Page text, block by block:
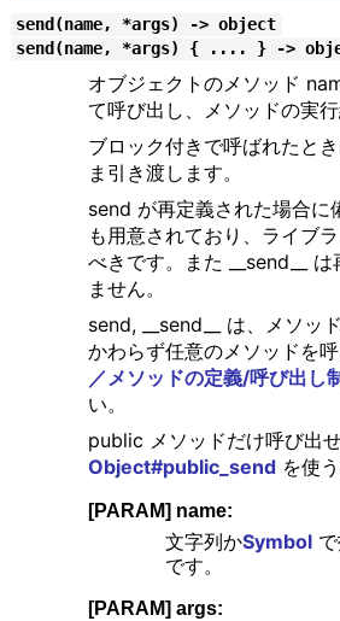
send(name, *args) -> object
send(name, *args) { .... } ->
オブジェクトのメソッド
て呼び出し、メソッドの実行
ブロック付きで呼ばれたと
ま引き渡します。
send が再定義された場合に
も用意されており、ライブ
べきです。また __send__
ません。
send, __send__ は、メソッ
かわらず任意のメソッドを
／メソッドの定義/呼び出し
い。
public メソッドだけ呼び出
Object#public_sendを使う
[PARAM] name:
文字列かSymbolで
です。
[PARAM] args: